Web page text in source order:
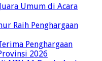
Umum di Acara
Raih Penghargaan
Penghargaan
2026